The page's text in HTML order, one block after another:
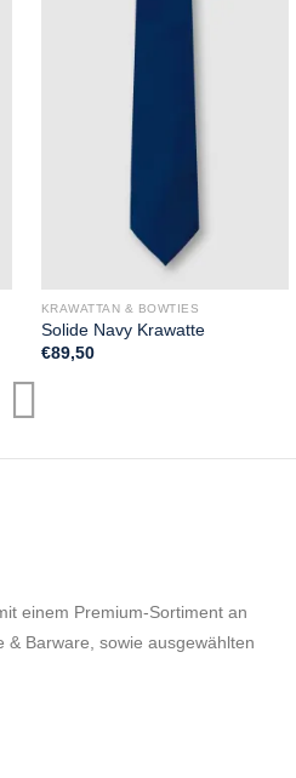
KRAWATTAN & BOWTIES
Solide Navy Krawatte
€89,50
einem Premium-Sortiment an
& Barware, sowie ausgewählten